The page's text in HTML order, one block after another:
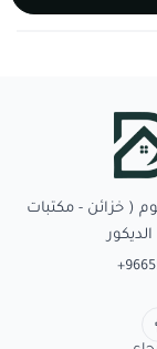
( خزائن - مكتبات